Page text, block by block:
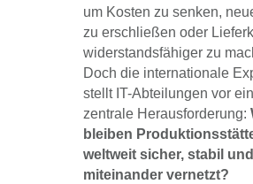
um Kosten zu senken,
zu erschließen oder
widerstandsfähiger zu
Doch die internationale
stellt IT-Abteilungen vor
zentrale Herausforderung:
bleiben
weltweit sicher, stabil
miteinander vernetzt?